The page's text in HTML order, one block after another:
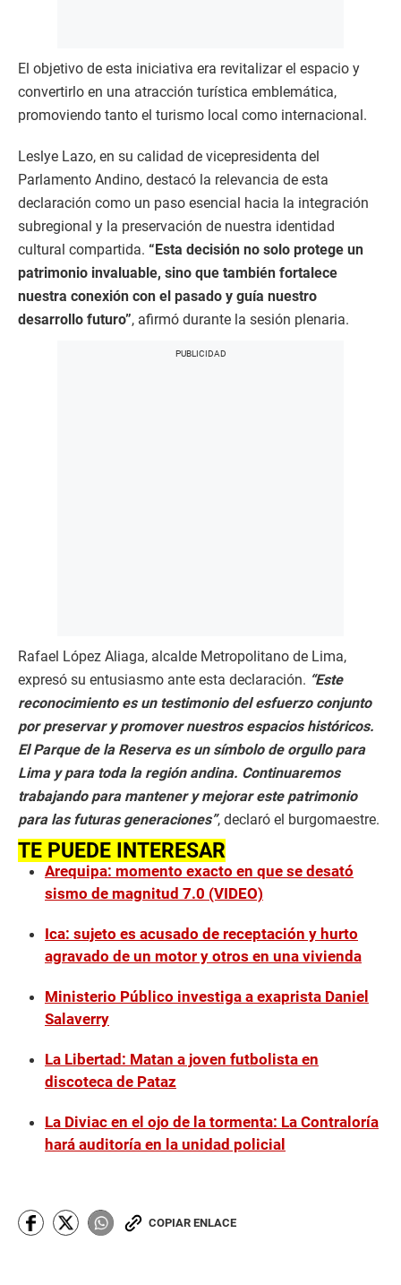
El objetivo de esta iniciativa era revitalizar el espacio y
convertirlo en una atracción turística emblemática,
promoviendo tanto el turismo local como internacional.
Leslye Lazo, en su calidad de vicepresidenta del
Parlamento Andino, destacó la relevancia de esta
declaración como un paso esencial hacia la integración
subregional y la preservación de nuestra identidad
cultural compartida. “Esta decisión no solo protege un
patrimonio invaluable, sino que también fortalece
nuestra conexión con el pasado y guía nuestro
desarrollo futuro”, afirmó durante la sesión plenaria.
Rafael López Aliaga, alcalde Metropolitano de Lima,
expresó su entusiasmo ante esta declaración. “Este
reconocimiento es un testimonio del esfuerzo conjunto
por preservar y promover nuestros espacios históricos.
El Parque de la Reserva es un símbolo de orgullo para
Lima y para toda la región andina. Continuaremos
trabajando para mantener y mejorar este patrimonio
para las futuras generaciones”, declaró el burgomaestre.
TE PUEDE INTERESAR
Arequipa: momento exacto en que se desató
sismo de magnitud 7.0 (VIDEO)
Ica: sujeto es acusado de receptación y hurto
agravado de un motor y otros en una vivienda
Ministerio Público investiga a exaprista Daniel
Salaverry
La Libertad: Matan a joven futbolista en
discoteca de Pataz
La Diviac en el ojo de la tormenta: La Contraloría
hará auditoría en la unidad policial
COPIAR ENLACE